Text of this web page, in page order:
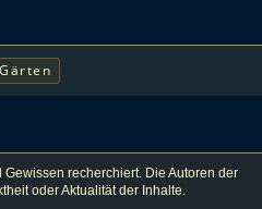
recherchiert. Die Autoren der
oder Aktualität der Inhalte.